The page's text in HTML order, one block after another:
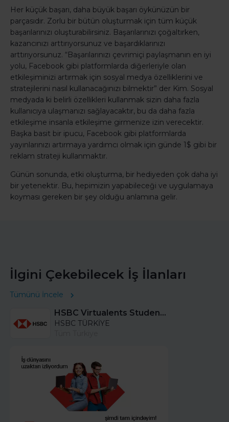
Her küçük başarı, daha büyük başarı öykünüzün bir
parçasıdır. Zorlu bir bütün oluşturmak için tüm küçük
başarılarınızı oluşturabilirsiniz. Başarılarınızı çoğaltırken,
kazancınızı arttırıyorsunuz ve başardıklarınızı
arttırıyorsunuz. “Başarılarınızı çevrimiçi paylaşmanın en iyi
yolu, Facebook gibi platformlarda diğerleriyle olan
etkileşiminizi artırmak için sosyal medya özelliklerini ve
stratejilerini nasıl kullanacağınızı bilmektir” der Kim. Sosyal
medyada ki belirli özellikleri kullanmak sizin daha fazla
kullanıcıya ulaşmanızı sağlayacaktır, bu da daha fazla
etkileşime insanla etkileşime girmenize izin verecektir.
Başka basit bir ipucu, Facebook gibi platformlarda
yayınlarınızı artırmaya yardımcı olmak için günde 1$ gibi bir
reklam strateji kullanmaktır.
Günün sonunda, etki oluşturma, bir hediyeden çok daha iyi
bir yetenektir. Bu, hepimizin yapabileceği ve uygulamaya
koyması gereken bir şey olduğu anlamına gelir.
İlgini Çekebilecek İş İlanları
Tümünü İncele
HSBC Virtualents Student Program bu sene de devam ediyor!
HSBC TÜRKİYE